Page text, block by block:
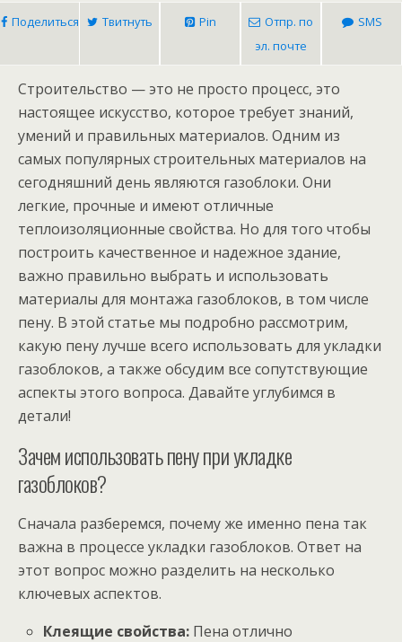
Поделиться Твитнуть Pin
Отпр. по
эл. почте
SMS
Строительство — это не просто процесс, это
настоящее искусство, которое требует знаний,
умений и правильных материалов. Одним из
самых популярных строительных материалов на
сегодняшний день являются газоблоки. Они
легкие, прочные и имеют отличные
теплоизоляционные свойства. Но для того чтобы
построить качественное и надежное здание,
важно правильно выбрать и использовать
материалы для монтажа газоблоков, в том числе
пену. В этой статье мы подробно рассмотрим,
какую пену лучше всего использовать для укладки
газоблоков, а также обсудим все сопутствующие
аспекты этого вопроса. Давайте углубимся в
детали!
Зачем использовать пену при укладке
газоблоков?
Сначала разберемся, почему же именно пена так
важна в процессе укладки газоблоков. Ответ на
этот вопрос можно разделить на несколько
ключевых аспектов.
Клеящие свойства: Пена отлично